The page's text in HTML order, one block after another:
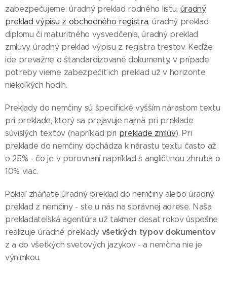
zabezpečujeme: úradný preklad rodného listu, úradný
preklad výpisu z obchodného registra, úradný preklad
diplomu či maturitného vysvedčenia, úradný preklad
zmluvy, úradný preklad výpisu z registra trestov. Keďže
ide prevažne o štandardizované dokumenty, v prípade
potreby vieme zabezpečiť ich preklad už v horizonte
niekoľkých hodín.
Preklady do nemčiny sú špecifické vyšším nárastom textu
pri preklade, ktorý sa prejavuje najmä pri preklade
súvislých textov (napríklad pri preklade zmlúv). Pri
preklade do nemčiny dochádza k nárastu textu často až
o 25% - čo je v porovnaní napríklad s angličtinou zhruba o
10% viac.
Pokiaľ zháňate úradný preklad do nemčiny alebo úradný
preklad z nemčiny - ste u nás na správnej adrese. Naša
prekladateľská agentúra už takmer desať rokov úspešne
realizuje úradné preklady všetkých typov dokumentov
z a do všetkých svetových jazykov - a nemčina nie je
výnimkou.